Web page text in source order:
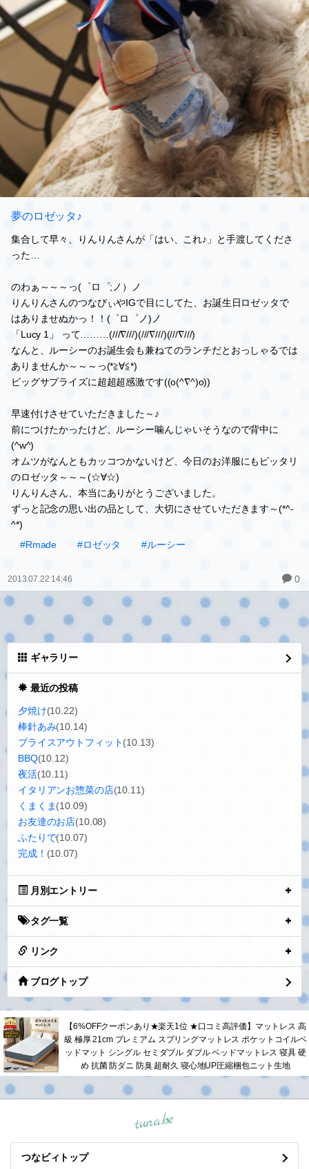
夢のロゼッタ♪
集合して早々、りんりんさんが「はい、これ♪」と手渡してくださ
った…
のわぁ～～～っ(゜ロ゜;ノ）ノ
りんりんさんのつなびぃやIGで目にしてた、お誕生日ロゼッタで
はありませぬかっ！！(゜ロ゜ノ)ノ
「Lucy 1」 って………(///∇///)(///∇///)(///∇///)
なんと、ルーシーのお誕生会も兼ねてのランチだとおっしゃるでは
ありませんか～～～っ(*≧∀≦*)
ビッグサプライズに超超超感激です((o(^∇^)o))
早速付けさせていただきました～♪
前につけたかったけど、ルーシー噛んじゃいそうなので背中に
(^w^)
オムツがなんともカッコつかないけど、今日のお洋服にもピッタリ
のロゼッタ～～～(☆∀☆)
りんりんさん、本当にありがとうございました。
ずっと記念の思い出の品として、大切にさせていただきます～(*^-
^*)
#Rmade
#ロゼッタ #ルーシー
2013.07.22 14:46 0
ギャラリー
最近の投稿
夕焼け(10.22)
棒針あみ(10.14)
ブライスアウトフィット(10.13)
BBQ(10.12)
夜活(10.11)
イタリアンお惣菜の店(10.11)
くまくま(10.09)
お友達のお店(10.08)
ふたりで(10.07)
完成！ (10.07)
月別エントリー
タグ一覧
リンク
ブログトップ
【6%OFFクーポンあり★楽天1位 ★口コミ高評価】マットレス 高
級 極厚 21cm プレミアム スプリングマットレス ポケットコイルベ
ッドマット シングル セミダブル ダブル ベッドマットレス 寝具 硬
め 抗菌 防ダニ 防臭 超耐久 寝心地UP圧縮梱包ニット生地
tuna.be
つなビィトップ